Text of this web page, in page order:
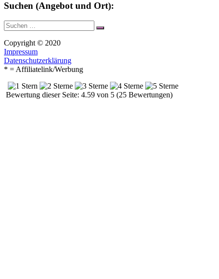
Suchen (Angebot und Ort):
Suche
nach:
Suchen
Copyright © 2020
Impressum
Datenschutzerklärung
* = Affiliatelink/Werbung
Bewertung dieser Seite: 4.59 von 5 (25 Bewertungen)